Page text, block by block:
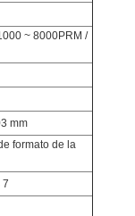
~ 8000PRM /
mm
formato de la
7